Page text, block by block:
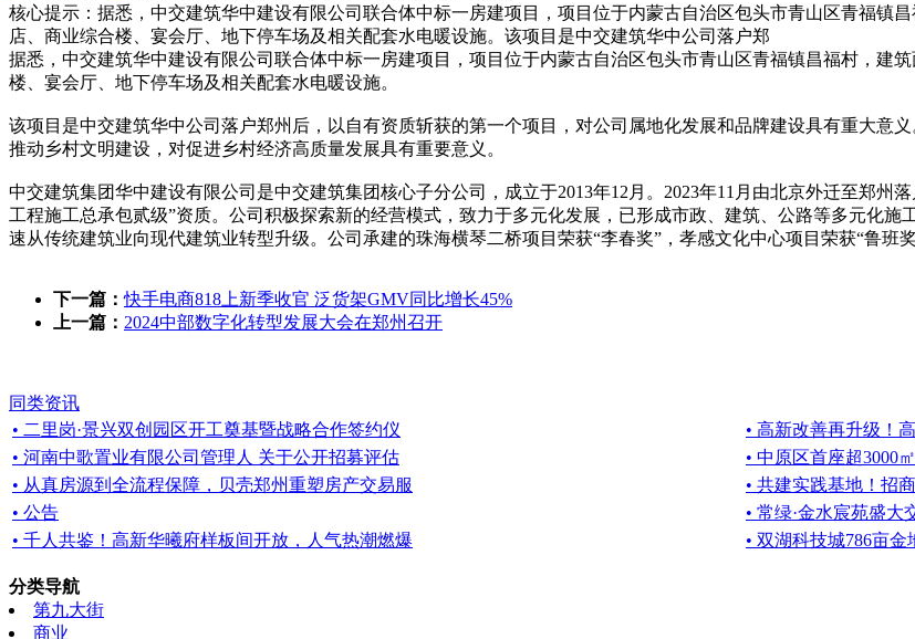
核心提示：据悉，中交建筑华中建设有限公司联合体中标一房建项目，项目位于内蒙古自治区包头市青山区青福镇
店、商业综合楼、宴会厅、地下停车场及相关配套水电暖设施。该项目是中交建筑华中公司落户郑
据悉，中交建筑华中建设有限公司联合体中标一房建项目，项目位于内蒙古自治区包头市青山区青福镇昌福村，建
楼、宴会厅、地下停车场及相关配套水电暖设施。
该项目是中交建筑华中公司落户郑州后，以自有资质斩获的第一个项目，对公司属地化发展和品牌建设具有重大意
推动乡村文明建设，对促进乡村经济高质量发展具有重要意义。
中交建筑集团华中建设有限公司是中交建筑集团核心子分公司，成立于2013年12月。2023年11月由北京外迁至郑州
工程施工总承包贰级”资质。公司积极探索新的经营模式，致力于多元化发展，已形成市政、建筑、公路等多元化
速从传统建筑业向现代建筑业转型升级。公司承建的珠海横琴二桥项目荣获“李春奖”，孝感文化中心项目荣获“鲁班
下一篇：快手电商818上新季收官 泛货架GMV同比增长45%
上一篇： 2024中部数字化转型发展大会在郑州召开
同类资讯
• 二里岗·景兴双创园区开工奠基暨战略合作签约仪
• 高新改善再升级！
• 河南中歌置业有限公司管理人 关于公开招募评估
• 中原区首座超3000
• 从真房源到全流程保障，贝壳郑州重塑房产交易服
• 共建实践基地！招
• 公告
• 常绿·金水宸苑盛大
• 千人共鉴！高新华曦府样板间开放，人气热潮燃爆
• 双湖科技城786亩
分类导航
第九大街
商业